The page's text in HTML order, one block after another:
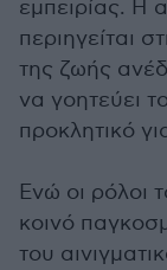
εμπειρίας. Η
περιηγείται
της ζωής
να γοητεύει
προκλητικό
Ενώ οι ρόλοι
κοινό
του